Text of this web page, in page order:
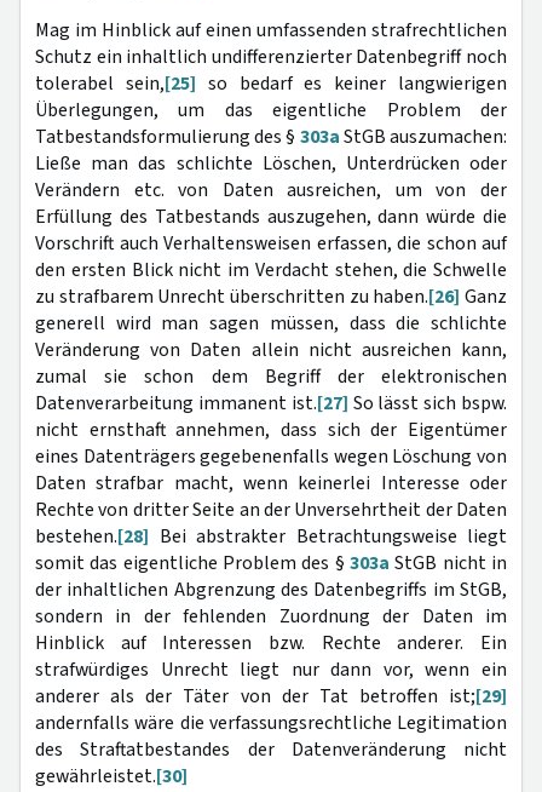
Mag im Hinblick auf einen umfassenden strafrechtlichen
Schutz ein inhaltlich undifferenzierter Datenbegriff noch
tolerabel sein,[25] so bedarf es keiner langwierigen
Überlegungen, um das eigentliche Problem der
Tatbestandsformulierung des § 303aStGB auszumachen:
Ließe man das schlichte Löschen, Unterdrücken oder
Verändern etc. von Daten ausreichen, um von der
Erfüllung des Tatbestands auszugehen, dann würde die
Vorschrift auch Verhaltensweisen erfassen, die schon auf
den ersten Blick nicht im Verdacht stehen, die Schwelle
zu strafbarem Unrecht überschritten zu haben.[26] Ganz
generell wird man sagen müssen, dass die schlichte
Veränderung von Daten allein nicht ausreichen kann,
zumal sie schon dem Begriff der elektronischen
Datenverarbeitung immanent ist.[27] So lässt sich bspw.
nicht ernsthaft annehmen, dass sich der Eigentümer
eines Datenträgers gegebenenfalls wegen Löschung von
Daten strafbar macht, wenn keinerlei Interesse oder
Rechte von dritter Seite an der Unversehrtheit der Daten
bestehen.[28] Bei abstrakter Betrachtungsweise liegt
somit das eigentliche Problem des § 303a StGB nicht in
der inhaltlichen Abgrenzung des Datenbegriffs im StGB,
sondern in der fehlenden Zuordnung der Daten im
Hinblick auf Interessen bzw. Rechte anderer. Ein
strafwürdiges Unrecht liegt nur dann vor, wenn ein
anderer als der Täter von der Tat betroffen ist;[29]
andernfalls wäre die verfassungsrechtliche Legitimation
des Straftatbestandes der Datenveränderung nicht
gewährleistet.[30]